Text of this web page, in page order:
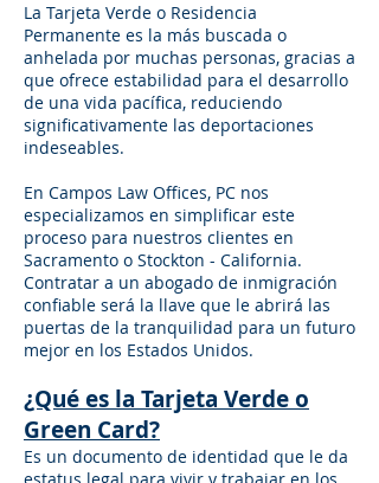
La Tarjeta Verde o Residencia
Permanente es la más buscada o
anhelada por muchas personas, gracias a
que ofrece estabilidad para el desarrollo
de una vida pacífica, reduciendo
significativamente las deportaciones
indeseables.
En Campos Law Offices, PC nos
especializamos en simplificar este
proceso para nuestros clientes en
Sacramento o Stockton - California.
Contratar a un abogado de inmigración
confiable será la llave que le abrirá las
puertas de la tranquilidad para un futuro
mejor en los Estados Unidos.
¿Qué es la Tarjeta Verde o
Green Card?
Es un documento de identidad que le da